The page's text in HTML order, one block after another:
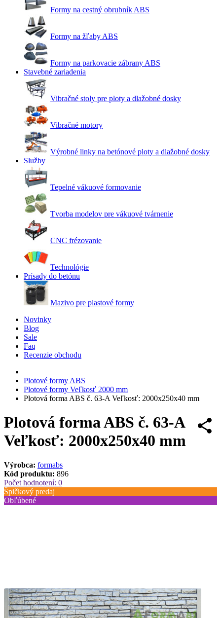
Formy na cestný obrubník ABS
Formy na žľaby ABS
Formy na parkovacie zábrany ABS
Stavebné zariadenia
Vibračné stoly pre ploty a dlažobné dosky
Vibračné motory
Výrobné linky na betónové ploty a dlažobné dosky
Služby
Tepelné vákuové formovanie
Tvorba modelov pre vákuové tvárnenie
CNC frézovanie
Technológie
Prísady do betónu
Mazivo pre plastové formy
Novinky
Blog
Sale
Faq
Recenzie obchodu
Plotové formy ABS
Plotové formy Veľkosť 2000 mm
Plotová forma ABS č. 63-A Veľkosť: 2000x250x40 mm
Plotová forma ABS č. 63-A
Veľkosť: 2000x250x40 mm
Výrobca: formabs
Kód produktu: 896
Počet hodnotení: 0
Špičkový predaj
Obľúbené